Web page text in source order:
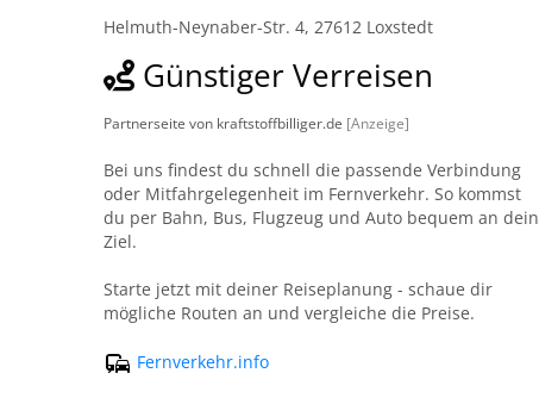
Helmuth-Neynaber-Str. 4, 27612 Loxstedt
Günstiger Verreisen
Partnerseite von kraftstoffbilliger.de [Anzeige]
Bei uns findest du schnell die passende Verbindung
oder Mitfahrgelegenheit im Fernverkehr. So kommst
du per Bahn, Bus, Flugzeug und Auto bequem an dein
Ziel.
Starte jetzt mit deiner Reiseplanung - schaue dir
mögliche Routen an und vergleiche die Preise.
Fernverkehr.info